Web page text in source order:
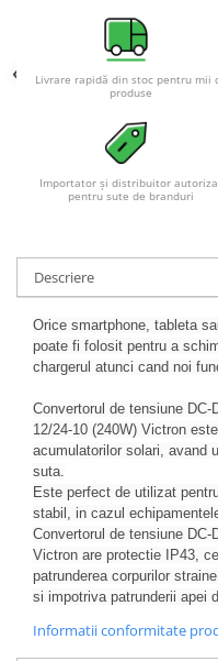
Livrare rapidă din stoc pentru mii
produse
Importator și distribuitor
pentru sute de branduri
Descriere
Orice smartphone, tableta
poate fi folosit pentru a
chargerul atunci cand noi
Convertorul de tensiune DC-
12/24-10 (240W) Victron
acumulatorilor solari, avand
suta.
Este perfect de utilizat
stabil, in cazul
Convertorul de tensiune DC-
Victron are protectie IP43,
patrunderea corpurilor
si impotriva patrunderii apei
Informatii conformitate